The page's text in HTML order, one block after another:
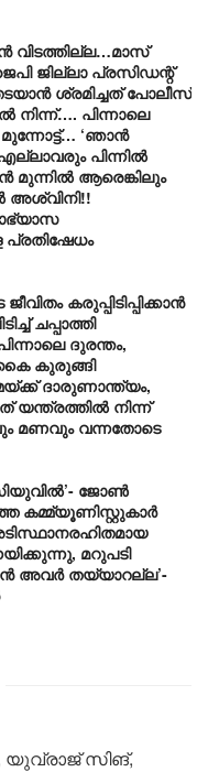
വിടത്തില്ല…മാസ്
ജില്ലാ പ്രസിഡന്റ്
ശ്രമിച്ചത് പോലീസ്
നിന്ന്…. പിന്നാലെ
‘ഞാൻ
പിന്നിൽ
മുന്നിൽ ആരെങ്കിലും
അശ്വിനി!!
പ്രതിഷേധം
കരുപ്പിടിപ്പിക്കാൻ
ചപ്പാത്തി
ദുരന്തം,
കൈ കുരുങ്ങി
ദാരുണാന്ത്യം,
യന്ത്രത്തിൽ നിന്ന്
മണവും വന്നതോടെ
ജോൺ
കമ്മ്യൂണിസ്റ്റുകാർ
മറുപടി
അവർ തയ്യാറല്ല’-
യുവ്‌രാജ് സിങ്,